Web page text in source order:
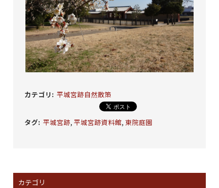
カテゴリ : 平城宮跡自然散策
タグ: 平城宮跡, 平城宮跡資料館, 東院庭園
カテゴリ